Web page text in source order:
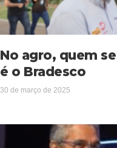
No agro, quem
é o Bradesco
30 de março de 2025